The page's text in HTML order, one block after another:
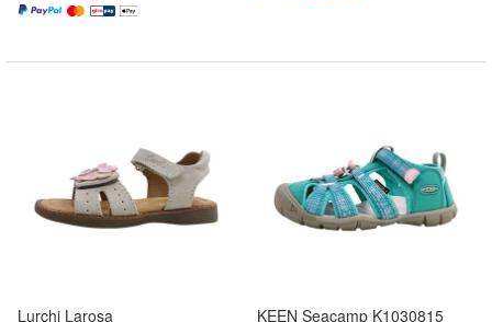
Lurchi Larosa
KEEN Seacamp K1030815